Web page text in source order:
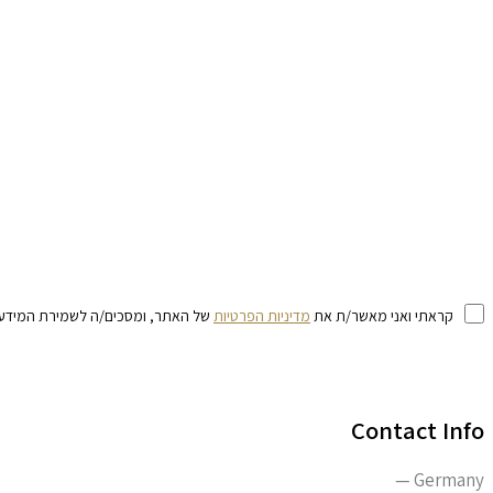
קראתי ואני מאשר/ת את מדיניות הפרטיות של האתר, ומסכים/ה לשמירת המידע
Contact Info
Germany —